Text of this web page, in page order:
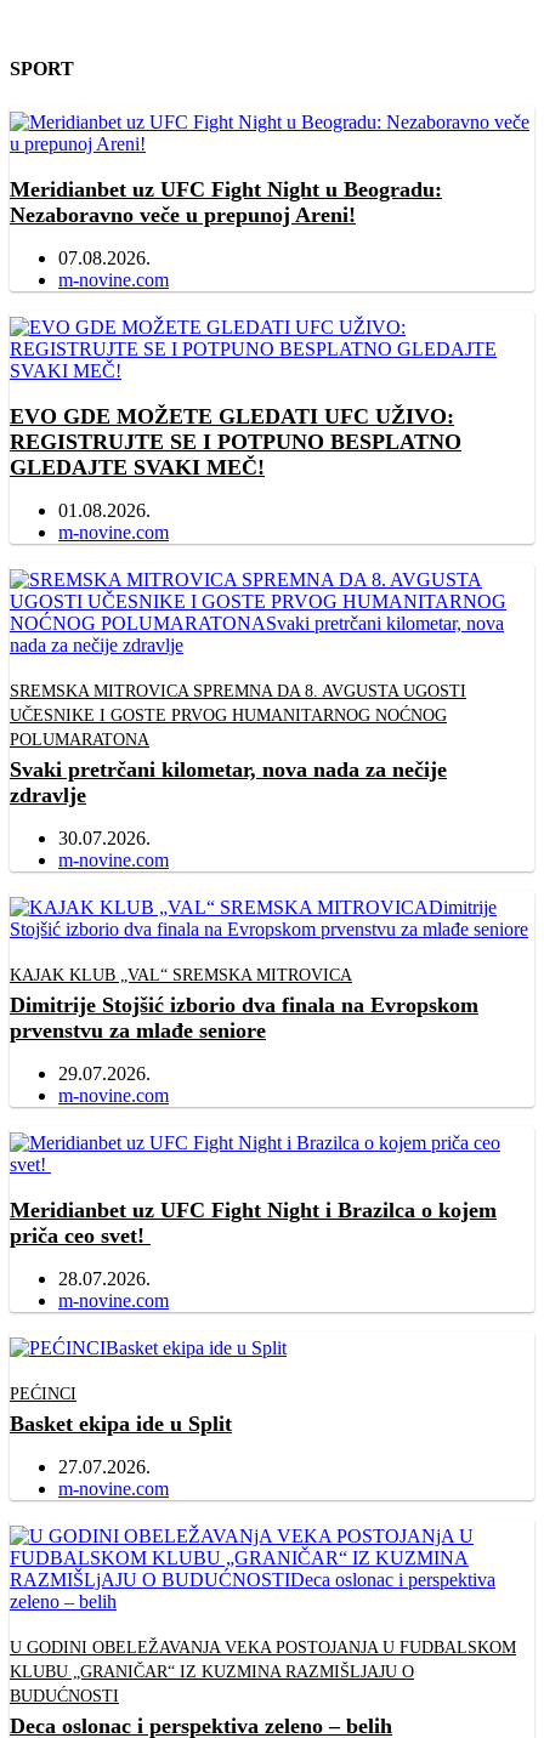
SPORT
Meridianbet uz UFC Fight Night u Beogradu:
Nezaboravno veče u prepunoj Areni!
07.08.2026.
Author
m-novine.com
EVO GDE MOŽETE GLEDATI UFC UŽIVO:
REGISTRUJTE SE I POTPUNO BESPLATNO
GLEDAJTE SVAKI MEČ!
01.08.2026.
Author
m-novine.com
SREMSKA MITROVICA SPREMNA DA 8. AVGUSTA UGOSTI
UČESNIKE I GOSTE PRVOG HUMANITARNOG NOĆNOG
POLUMARATONA
Svaki pretrčani kilometar, nova nada za nečije
zdravlje
30.07.2026.
Author
m-novine.com
KAJAK KLUB „VAL“ SREMSKA MITROVICA
Dimitrije Stojšić izborio dva finala na Evropskom
prvenstvu za mlađe seniore
29.07.2026.
Author
m-novine.com
Meridianbet uz UFC Fight Night i Brazilca o kojem
priča ceo svet!
28.07.2026.
Author
m-novine.com
PEĆINCI
Basket ekipa ide u Split
27.07.2026.
Author
m-novine.com
U GODINI OBELEŽAVANJA VEKA POSTOJANJA U FUDBALSKOM
KLUBU „GRANIČAR“ IZ KUZMINA RAZMIŠLJAJU O
BUDUĆNOSTI
Deca oslonac i perspektiva zeleno – belih